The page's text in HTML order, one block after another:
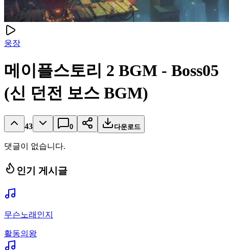
웅장
메이플스토리 2 BGM - Boss05
(신 던전 보스 BGM)
43 0 다운로드
댓글이 없습니다.
인기 게시글
무슨노래인지
활동의왕